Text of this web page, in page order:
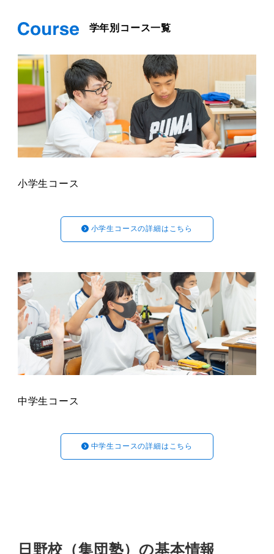
学年別コース一覧
小学生コース
小学生コースの詳細はこちら
中学生コース
中学生コースの詳細はこちら
日野校（集団塾）の基本情報